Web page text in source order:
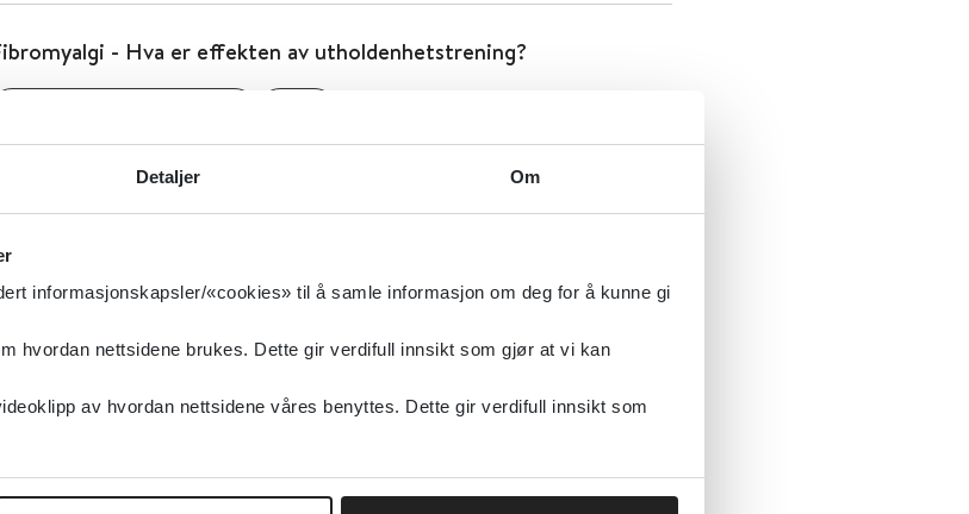
Detaljer Om
informasjonskapsler/«cookies» til å samle informasjon om deg for å kunne gi
hvordan nettsidene brukes. Dette gir verdifull innsikt som gjør at vi kan
av hvordan nettsidene våres benyttes. Dette gir verdifull innsikt som
- Hva er effekten av utholdenhetstrening?
- video
pasienter frisknet til etter operasjon (Medscape)